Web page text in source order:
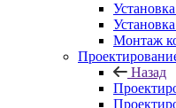
Монтаж
Назад